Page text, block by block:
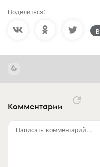
Поделиться:
Комментарии
Написать комментарий...